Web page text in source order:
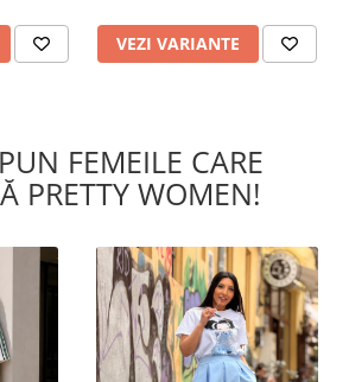
VEZI VARIANTE
FEMEILE CARE
PRETTY WOMEN!